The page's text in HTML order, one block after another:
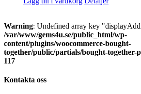
Warning: Undefined array key
/var/www/gems4u.se/public_html/wp-
content/plugins/woocommerce-bought-
together/public/partials/bought-together-
117
Kontakta oss